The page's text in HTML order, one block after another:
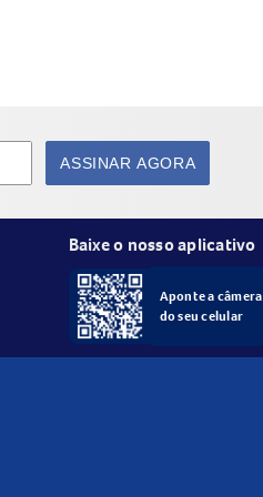
ASSINAR AGORA
Baixe o nosso aplicativo
Aponte a câmera
do seu celular